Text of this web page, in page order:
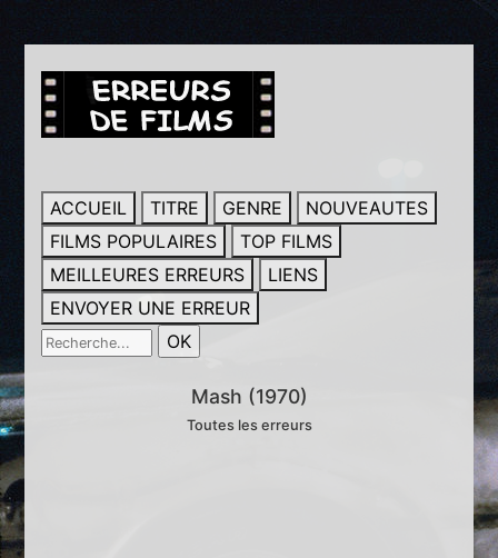
ACCUEIL TITRE GENRE
NOUVEAUTES
FILMS POPULAIRES
TOP FILMS
MEILLEURES ERREURS
LIENS
ENVOYER UNE ERREUR
Mash (1970)
Toutes les erreurs